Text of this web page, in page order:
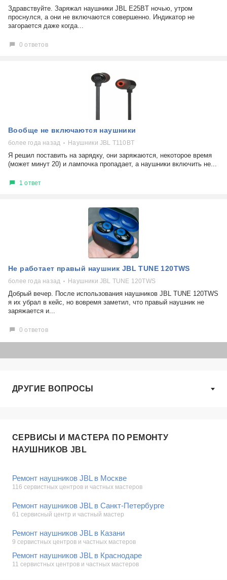
Здравствуйте. Заряжал наушники JBL E25BT ночью, утром
проснулся, а они не включаются совершенно. Индикатор не
загорается даже когда...
0 ответов
Вообще не включаются наушники
более года назад Наушники JBL T110BT
Я решил поставить на зарядку, они заряжаются, некоторое время
(может минут 20) и лампочка пропадает, а наушники включить не...
1 ответ
Не работает правый наушник JBL TUNE 120TWS
более года назад Наушники JBL TUNE 120TWS
Добрый вечер. После использования наушников JBL TUNE 120TWS
я их убрал в кейс, но вовремя заметил, что правый наушник не
заряжается и...
0 ответов
ДРУГИЕ ВОПРОСЫ
СЕРВИСЫ И МАСТЕРА ПО РЕМОНТУ
НАУШНИКОВ JBL
Ремонт наушников JBL в Москве
116 сервистных центров и частных мастеров
Ремонт наушников JBL в Санкт-Петербурге
61 сервисный центр и частный мастер
Ремонт наушников JBL в Казани
9 сервистных центров и частных мастеров
Ремонт наушников JBL в Краснодаре
11 сервистных центров и частных мастеров